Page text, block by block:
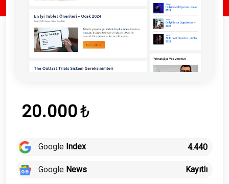
20.000₺
Google Index 4.440
Google News Kayıtlı